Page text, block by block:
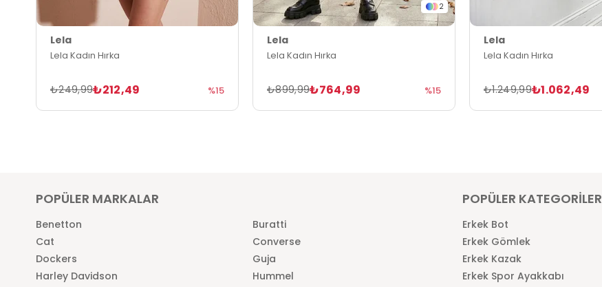
Lela
Lela Kadın Hırka
₺212,49
₺249,99 %15
2
Lela
Lela Kadın Hırka
₺764,99
₺899,99 %15
Lela
Lela Kadın Hırka
₺1.062,49
₺1.249,99
POPÜLER MARKALAR
Benetton
Buratti
Cat
Converse
Dockers
Guja
Harley Davidson
Hummel
POPÜLER KATEGORİLER
Erkek Bot
Erkek Gömlek
Erkek Kazak
Erkek Spor Ayakkabı